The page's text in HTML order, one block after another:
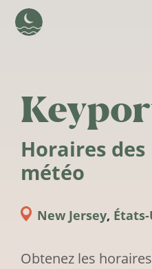
Horaires
météo
New Jersey,
Obtenez les